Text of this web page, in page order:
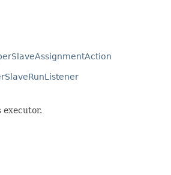
executor.